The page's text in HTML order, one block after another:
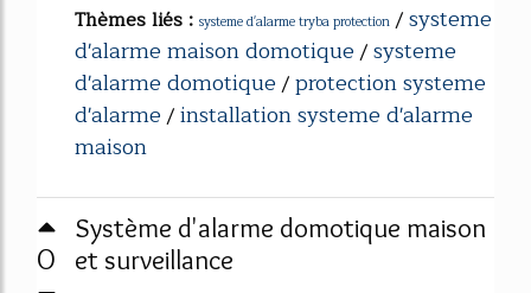
Thèmes liés : systeme d'alarme tryba protection /systeme
d'alarme maison domotique/systeme
d'alarme domotique/protection systeme
d'alarme/installation systeme d'alarme
maison
0
Système d'alarme domotique maison
et surveillance